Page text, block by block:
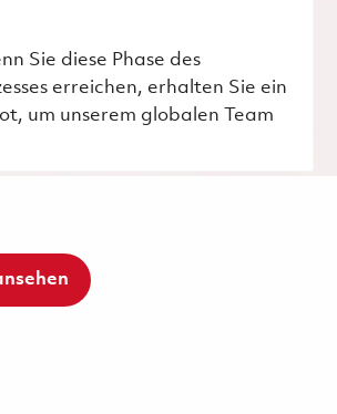
Sie diese Phase des
erreichen, erhalten Sie ein
um unserem globalen Team